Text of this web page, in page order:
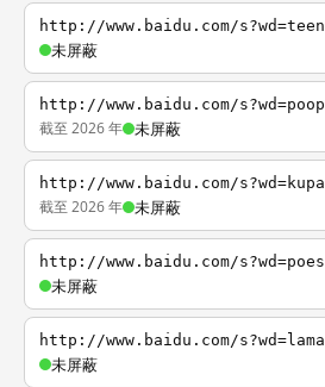
http://www.baidu.com/s?wd=teen
未屏蔽
http://www.baidu.com/s?wd=poop
截至 2026 年 未屏蔽
http://www.baidu.com/s?wd=kupa
截至 2026 年 未屏蔽
http://www.baidu.com/s?wd=poes
未屏蔽
http://www.baidu.com/s?wd=lama
未屏蔽